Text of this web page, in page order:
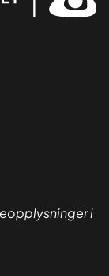
i